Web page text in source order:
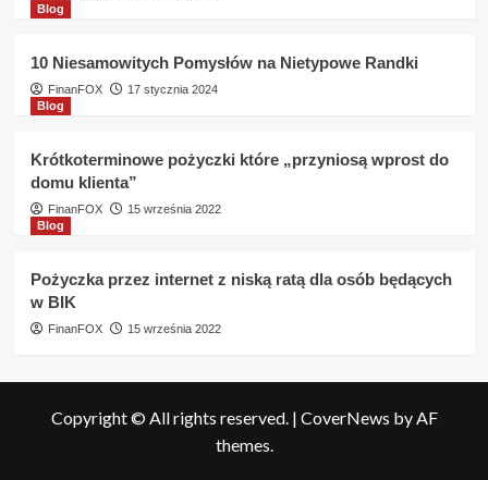
Blog
10 Niesamowitych Pomysłów na Nietypowe Randki
FinanFOX
17 stycznia 2024
Blog
Krótkoterminowe pożyczki które „przyniosą wprost do
domu klienta”
FinanFOX
15 września 2022
Blog
Pożyczka przez internet z niską ratą dla osób będących
w BIK
FinanFOX 15 września 2022
Copyright © All rights reserved. | CoverNews by AF
themes.